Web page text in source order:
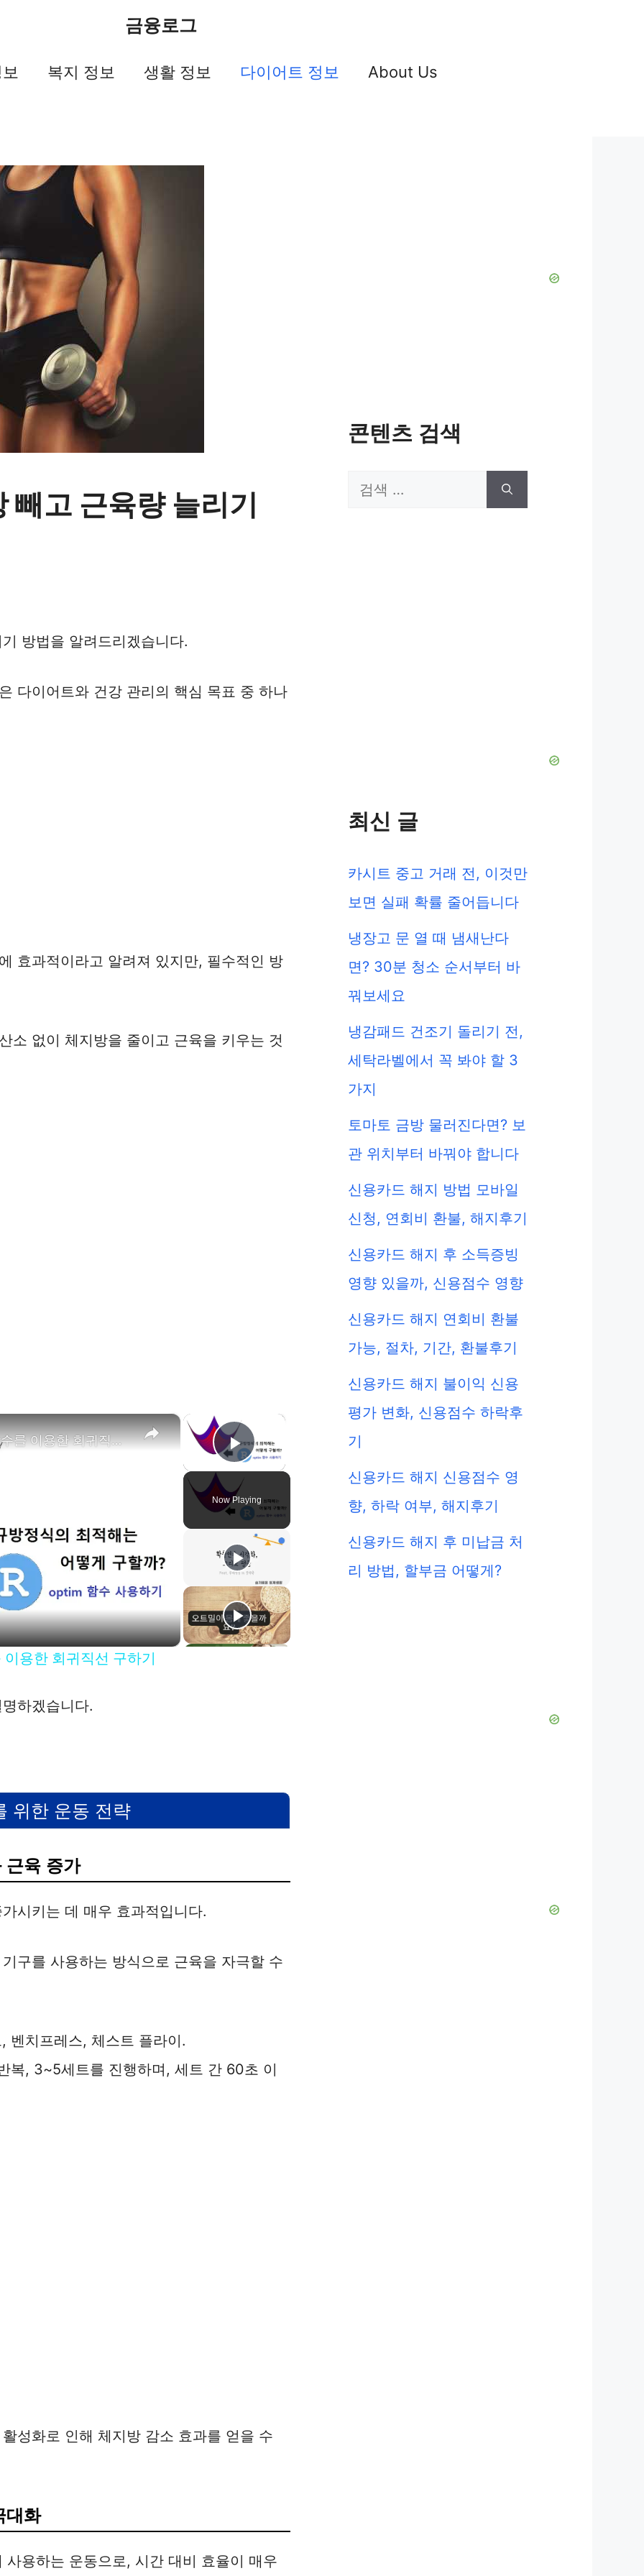
금융로그
복지 정보 생활 정보 다이어트 정보 About Us
빼고 근육량 늘리기
방법을 알려드리겠습니다.
다이어트와 건강 관리의 핵심 목표 중 하나
효과적이라고 알려져 있지만, 필수적인 방
소 없이 체지방을 줄이고 근육을 키우는 것
×
Play Video
Now Playing
×
rstat101 week 6 R에서 optim 함수를 이용한 회귀직선 구하기
용한 회귀직선 구하기
하겠습니다.
위한 운동 전략
근육 증가
시키는 데 매우 효과적입니다.
구를 사용하는 방식으로 근육을 자극할 수
벤치프레스, 체스트 플라이.
복, 3~5세트를 진행하며, 세트 간 60초 이
성화로 인해 체지방 감소 효과를 얻을 수
대화
용하는 운동으로, 시간 대비 효율이 매우
콘텐츠 검색
검
최신 글
카시트 중고 거래 전, 이것만
보면 실패 확률 줄어듭니다
냉장고 문 열 때 냄새난다
면? 30분 청소 순서부터 바
꿔보세요
냉감패드 건조기 돌리기 전,
세탁라벨에서 꼭 봐야 할 3
가지
토마토 금방 물러진다면? 보
관 위치부터 바꿔야 합니다
신용카드 해지 방법 모바일
신청, 연회비 환불, 해지후기
신용카드 해지 후 소득증빙
영향 있을까, 신용점수 영향
신용카드 해지 연회비 환불
가능, 절차, 기간, 환불후기
신용카드 해지 불이익 신용
평가 변화, 신용점수 하락후
기
신용카드 해지 신용점수 영
향, 하락 여부, 해지후기
신용카드 해지 후 미납금 처
리 방법, 할부금 어떻게?